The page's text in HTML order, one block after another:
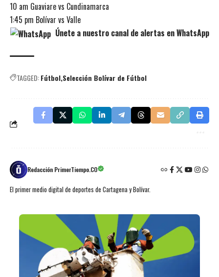
10 am Guaviare vs Cundinamarca
1:45 pm Bolívar vs Valle
Únete a nuestro canal de alertas en WhatsApp
TAGGED:Fútbol Selección Bolívar de Fútbol
Redacción PrimerTiempo.CO
El primer medio digital de deportes de Cartagena y Bolívar.